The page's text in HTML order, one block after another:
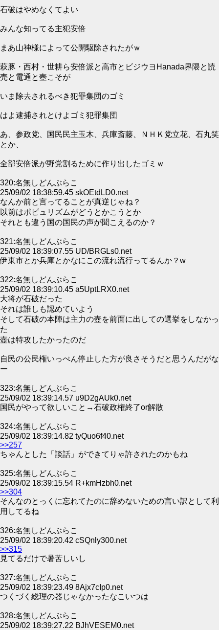
石破はやめなくてよい
みんな知ってる主犯安倍
まあ山神様によって公開駆除されたがｗ
萩豚・西村・世耕ら安倍派と高市とビジウヨHanada界隈と読
売と電通と壺こそが
いま除去されるべき犯罪集団のゴミ
はよ逮捕されとけよゴミ犯罪集団
あ、参政党、国民民主玉木、兵庫斎藤、ＮＨＫ党立花、石丸笑
とか、
全部安倍派が野党割るために作り出したゴミｗ
320:名無しどんぶらこ
25/09/02 18:38:59.45 skOEtdLD0.net
なんか前と言ってることが真逆じゃね？
以前はポピュリズムがどうとかこうとか
それとも違う国の国民の声が聞こえるのか？
321:名無しどんぶらこ
25/09/02 18:39:07.55 UD/BRGLs0.net
伊東市とか兵庫とかなにこの流れ流行ってるんか？w
322:名無しどんぶらこ
25/09/02 18:39:10.45 a5UptLRX0.net
大将が石破だった
それは誰しも認めていよう
そして石破の本陣は主力の壺を前面に出しての選挙をしなかっ
た
壺は特攻したかったのだ
自民の公民権いっぺん停止した方が良さそうだと思うんだがな
ー
323:名無しどんぶらこ
25/09/02 18:39:14.57 u9D2gAUk0.net
国民がやって欲しいこと→石破政権終了or解散
324:名無しどんぶらこ
25/09/02 18:39:14.82 tyQuo6f40.net
>>257
ちゃんとした「談話」ができてりゃ許されたのかもね
325:名無しどんぶらこ
25/09/02 18:39:15.54 R+kmHzbh0.net
>>304
そんなのとっくに忘れてたのに辞めないための言い訳として利
用してるね
326:名無しどんぶらこ
25/09/02 18:39:20.42 cSQnly300.net
>>315
見てるだけで暑苦しいし
327:名無しどんぶらこ
25/09/02 18:39:23.49 8Ajx7cIp0.net
つくづく総理の器じゃなかったなこいつは
328:名無しどんぶらこ
25/09/02 18:39:27.22 BJhVESEM0.net